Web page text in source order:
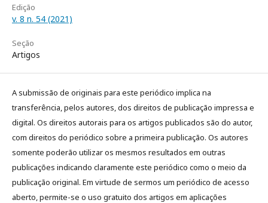
Edição
v. 8 n. 54 (2021)
Seção
Artigos
A submissão de originais para este periódico implica na
transferência, pelos autores, dos direitos de publicação impressa e
digital. Os direitos autorais para os artigos publicados são do autor,
com direitos do periódico sobre a primeira publicação. Os autores
somente poderão utilizar os mesmos resultados em outras
publicações indicando claramente este periódico como o meio da
publicação original. Em virtude de sermos um periódico de acesso
aberto, permite-se o uso gratuito dos artigos em aplicações